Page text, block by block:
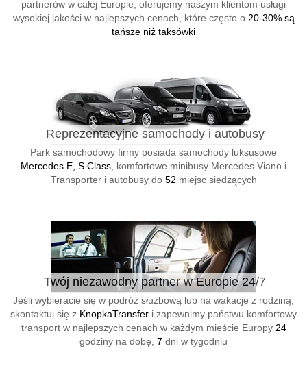
partnerów w całej Europie, oferujemy naszym klientom usługi
wysokiej jakości w najlepszych cenach, które często o 20-30% są
tańsze niż taksówki
Reprezentacyjne samochody i autobusy
Park samochodowy firmy posiada samochody luksusowe
Mercedes E, S Class , komfortowe minibusy Mercedes Viano i
Transporter i autobusy do 52 miejsc siedzących
Twój niezawodny partner w Europie 24/7
Jeśli wybieracie się w podróż służbową lub na wakacje z rodziną,
skontaktuj się z KnopkaTransfer i zapewnimy państwu komfortowy
transport w najlepszych cenach w każdym mieście Europy 24
godziny na dobę, 7 dni w tygodniu